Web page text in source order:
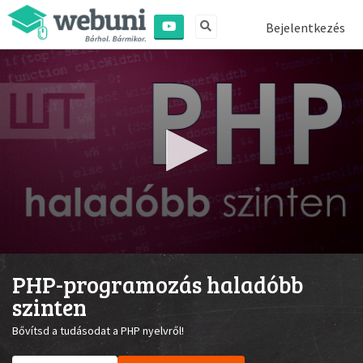
Bejelentkezés
minute,
seconds
PHP-programozás haladóbb
szinten
Bővítsd a tudásodat a PHP nyelvről!